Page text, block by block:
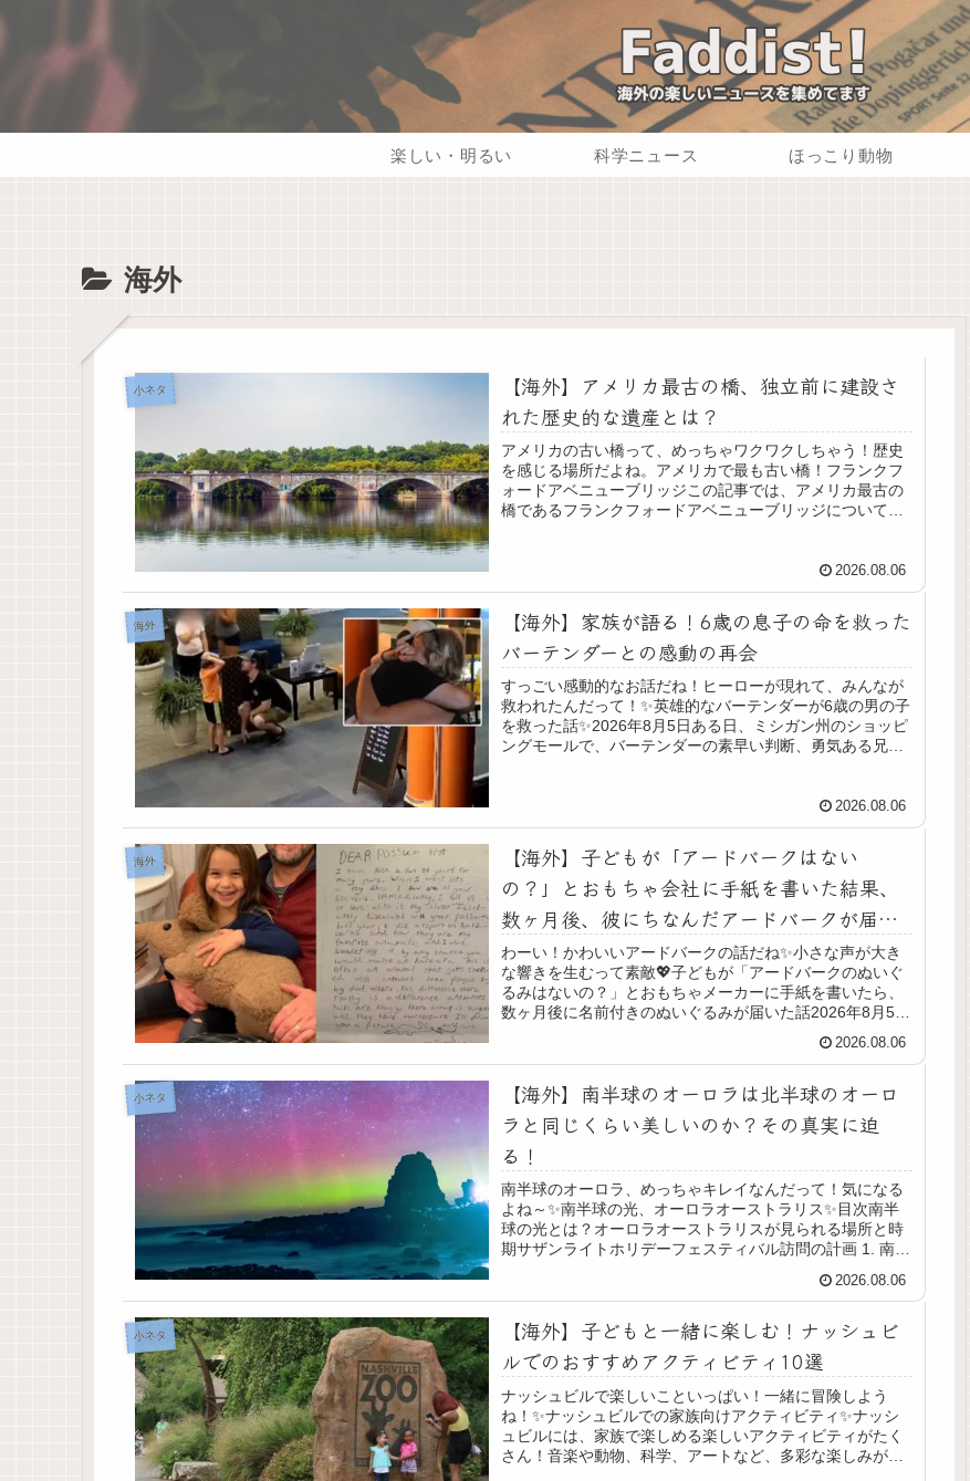
楽しい・明るい 科学ニュース ほっこり動物
海外
小ネタ
【海外】アメリカ最古の橋、独立前に建設さ
れた歴史的な遺産とは？
アメリカの古い橋って、めっちゃワクワクしちゃう！歴史
を感じる場所だよね。アメリカで最も古い橋！フランクフ
ォードアベニューブリッジこの記事では、アメリカ最古の
橋であるフランクフォードアベニューブリッジについて紹
2026.08.06
海外
【海外】家族が語る！6歳の息子の命を救った
バーテンダーとの感動の再会
すっごい感動的なお話だね！ヒーローが現れて、みんなが
救われたんだって！✨英雄的なバーテンダーが6歳の男の子
を救った話✨2026年8月5日ある日、ミシガン州のショッピ
ングモールで、バーテンダーの素早い判断、勇気ある兄、
2026.08.06
海外
【海外】子どもが「アードバークはない
の？」とおもちゃ会社に手紙を書いた結果、
数ヶ月後、彼にちなんだアードバークが届い
た話
わーい！かわいいアードバークの話だね✨小さな声が大き
な響きを生むって素敵💖子どもが「アードバークのぬいぐ
るみはないの？」とおもちゃメーカーに手紙を書いたら、
数ヶ月後に名前付きのぬいぐるみが届いた話2026年8月5日
2026.08.06
小ネタ
【海外】南半球のオーロラは北半球のオーロ
ラと同じくらい美しいのか？その真実に迫
る！
南半球のオーロラ、めっちゃキレイなんだって！気になる
よね～✨南半球の光、オーロラオーストラリス✨目次南半
球の光とは？オーロラオーストラリスが見られる場所と時
期サザンライトホリデーフェスティバル訪問の計画 1. 南半
2026.08.06
小ネタ
【海外】子どもと一緒に楽しむ！ナッシュビ
ルでのおすすめアクティビティ10選
ナッシュビルで楽しいこといっぱい！一緒に冒険しよう
ね！✨ナッシュビルでの家族向けアクティビティ✨ナッシ
ュビルには、家族で楽しめる楽しいアクティビティがたく
さん！音楽や動物、科学、アートなど、多彩な楽しみが待